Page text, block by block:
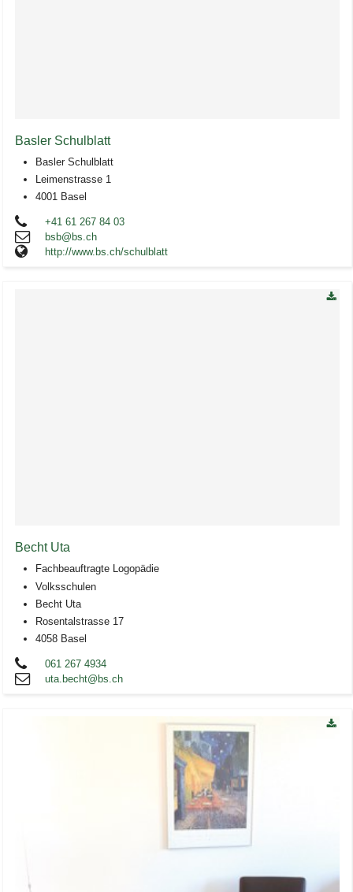
Basler Schulblatt
Basler Schulblatt
Leimenstrasse 1
4001 Basel
+41 61 267 84 03
bsb@bs.ch
http://www.bs.ch/schulblatt
Becht Uta
Fachbeauftragte Logopädie
Volksschulen
Becht Uta
Rosentalstrasse 17
4058 Basel
061 267 4934
uta.becht@bs.ch